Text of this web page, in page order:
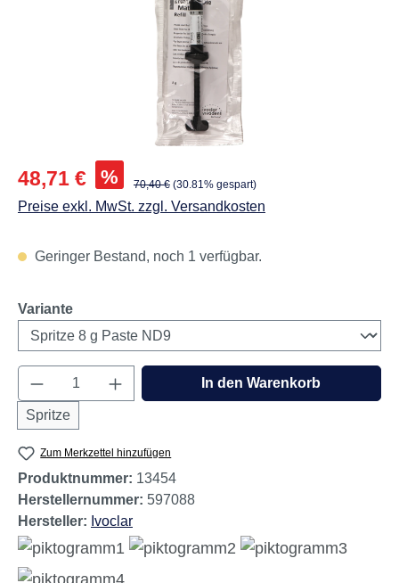
Abbildungen können vom Original abweichen.
Verkaufspreis:
48,71 € % Regulärer Preis:
70,40 € (30.81% gespart)
Preise exkl. MwSt. zzgl. Versandkosten
Geringer Bestand, noch 1 verfügbar.
Varianteauswählen
Produkt Anzahl: Gib den gewünschten
Spritze
In den Warenkorb
Zum Merkzettel hinzufügen
Produktnummer: 13454
Herstellernummer: 597088
Hersteller: Ivoclar